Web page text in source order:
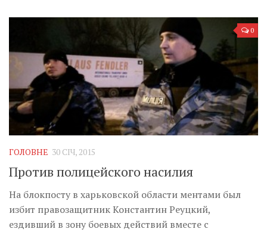
0
ГОЛОВНЕ 30 СІЧ, 2015
Против полицейского насилия
На блокпосту в харьковской области ментами был
избит правозащитник Константин Реуцкий,
ездивший в зону боевых действий вместе с